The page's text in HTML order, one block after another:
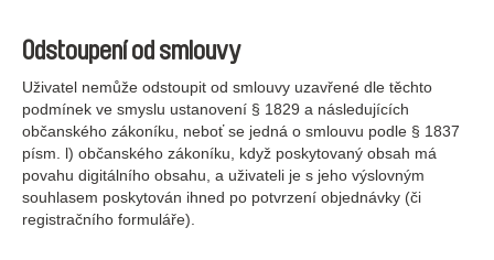
Odstoupení od smlouvy
Uživatel nemůže odstoupit od smlouvy uzavřené dle těchto
podmínek ve smyslu ustanovení § 1829 a následujících
občanského zákoníku, neboť se jedná o smlouvu podle § 1837
písm. l) občanského zákoníku, když poskytovaný obsah má
povahu digitálního obsahu, a uživateli je s jeho výslovným
souhlasem poskytován ihned po potvrzení objednávky (či
registračního formuláře).